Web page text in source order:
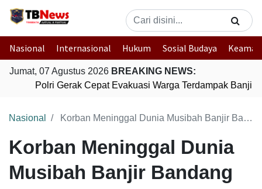
Nasional Internasional Hukum Sosial Budaya
Jumat, 07 Agustus 2026 BREAKING NEWS:
Polri Gerak Cepat Evakuasi Warga Terdampak Banjir
Nasional Korban Meninggal Dunia Musibah Banjir Bandang Agam Jadi 19 Orang
Korban Meninggal Dunia
Musibah Banjir Bandang